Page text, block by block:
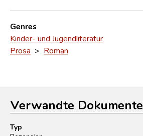
Genres
Kinder- und Jugendliteratur
Prosa > Roman
Verwandte Dokumente
Typ